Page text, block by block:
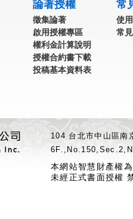
論著授權
徵集論著
啟用授權專區
權利金計算說明
授權合約書下載
投稿基本資料表
常
使
常
104 台北市中山區
本網站智慧財產權
未經正式書面授權